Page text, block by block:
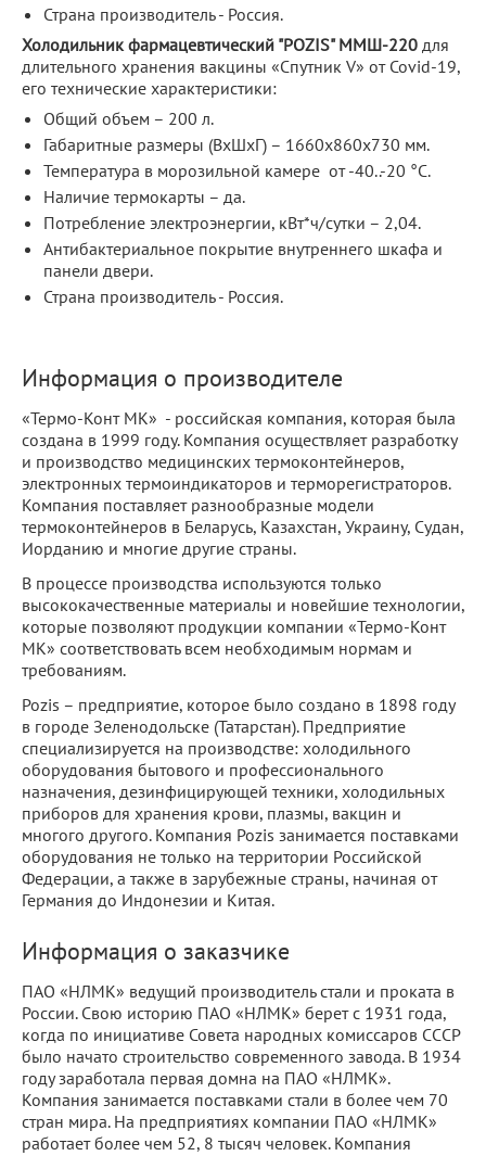
Страна производитель - Россия.
Холодильник фармацевтический "POZIS" ММШ-220 для
длительного хранения вакцины «Спутник V» от Covid-19,
его технические характеристики:
Общий объем – 200 л.
Габаритные размеры (ВхШхГ) – 1660х860х730 мм.
Температура в морозильной камере от -40..-20 °С.
Наличие термокарты – да.
Потребление электроэнергии, кВт*ч/сутки – 2,04.
Антибактериальное покрытие внутреннего шкафа и
панели двери.
Страна производитель - Россия.
Информация о производителе
«Термо-Конт МК» - российская компания, которая была
создана в 1999 году. Компания осуществляет разработку
и производство медицинских термоконтейнеров,
электронных термоиндикаторов и терморегистраторов.
Компания поставляет разнообразные модели
термоконтейнеров в Беларусь, Казахстан, Украину, Судан,
Иорданию и многие другие страны.
В процессе производства используются только
высококачественные материалы и новейшие технологии,
которые позволяют продукции компании «Термо-Конт
МК» соответствовать всем необходимым нормам и
требованиям.
Pozis – предприятие, которое было создано в 1898 году
в городе Зеленодольске (Татарстан). Предприятие
специализируется на производстве: холодильного
оборудования бытового и профессионального
назначения, дезинфицирующей техники, холодильных
приборов для хранения крови, плазмы, вакцин и
многого другого. Компания Pozis занимается поставками
оборудования не только на территории Российской
Федерации, а также в зарубежные страны, начиная от
Германия до Индонезии и Китая.
Информация о заказчике
ПАО «НЛМК» ведущий производитель стали и проката в
России. Свою историю ПАО «НЛМК» берет с 1931 года,
когда по инициативе Совета народных комиссаров СССР
было начато строительство современного завода. В 1934
году заработала первая домна на ПАО «НЛМК».
Компания занимается поставками стали в более чем 70
стран мира. На предприятиях компании ПАО «НЛМК»
работает более чем 52, 8 тысяч человек. Компания